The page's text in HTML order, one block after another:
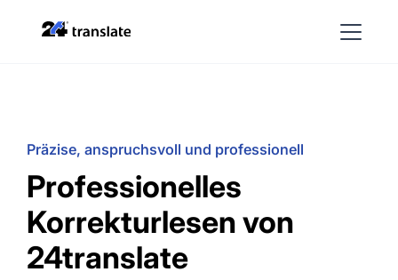
Präzise, anspruchsvoll und professionell
Professionelles
Korrekturlesen von
24translate